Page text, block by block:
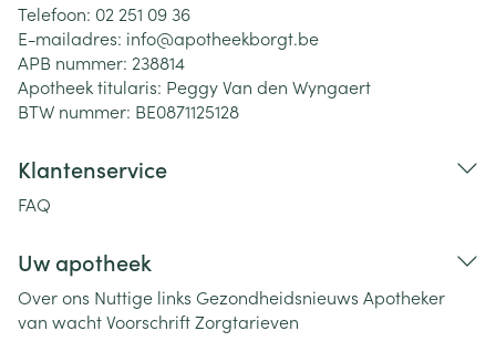
Telefoon: 02 251 09 36
E-mailadres: info@apotheekborgt.be
APB nummer: 238814
Apotheek titularis: Peggy Van den Wyngaert
BTW nummer: BE0871125128
Klantenservice
FAQ
Uw apotheek
Over ons Nuttige links Gezondheidsnieuws Apotheker
van wachtVoorschriftZorgtarieven